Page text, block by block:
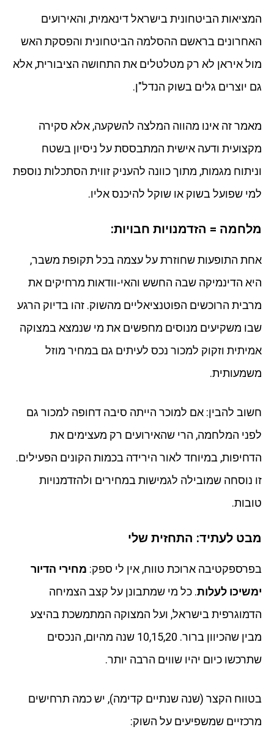
המציאות הביטחונית בישראל דינאמית, והאירועים
האחרונים בראשם ההסלמה הביטחונית והפסקת האש
מול איראן לא רק מטלטלים את התחושה הציבורית, אלא
גם יוצרים גלים בשוק הנדל"ן.
מאמר זה אינו מהווה המלצה להשקעה, אלא סקירה
מקצועית ודעה אישית המתבססת על ניסיון בשטח
וניתוח מגמות, מתוך כוונה להעניק זווית הסתכלות נוספת
למי שפועל בשוק או שוקל להיכנס אליו.
מלחמה = הזדמנויות חבויות:
אחת התופעות שחוזרת על עצמה בכל תקופת משבר,
היא הדינמיקה שבה החשש והאי-וודאות מרחיקים את
מרבית הרוכשים הפוטנציאליים מהשוק. זהו בדיוק הרגע
שבו משקיעים מנוסים מחפשים את מי שנמצא במצוקה
אמיתית וזקוק למכור נכס לעיתים גם במחיר מוזל
משמעותית.
חשוב להבין: אם למוכר הייתה סיבה דחופה למכור גם
לפני המלחמה, הרי שהאירועים רק מעצימים את
הדחיפות, במיוחד לאור הירידה בכמות הקונים הפעילים.
זו נוסחה שמובילה לגמישות במחירים ולהזדמנויות
טובות.
מבט לעתיד: התחזית שלי
בפרספקטיבה ארוכת טווח, אין לי ספק: מחירי הדיור
ימשיכו לעלות. כל מי שמתבונן על קצב הצמיחה
הדמוגרפית בישראל, ועל המצוקה המתמשכת בהיצע
מבין שהכיוון ברור. 10,15,20 שנה מהיום, הנכסים
שתרכשו כיום יהיו שווים הרבה יותר.
בטווח הקצר (שנה שנתיים קדימה), יש כמה תרחישים
מרכזיים שמשפיעים על השוק: